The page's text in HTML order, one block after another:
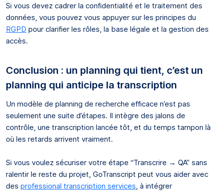
Si vous devez cadrer la confidentialité et le traitement des
données, vous pouvez vous appuyer sur les principes du
RGPD pour clarifier les rôles, la base légale et la gestion des
accès.
Conclusion : un planning qui tient, c’est un
planning qui anticipe la transcription
Un modèle de planning de recherche efficace n’est pas
seulement une suite d’étapes. Il intègre des jalons de
contrôle, une transcription lancée tôt, et du temps tampon là
où les retards arrivent vraiment.
Si vous voulez sécuriser votre étape “Transcrire → QA” sans
ralentir le reste du projet, GoTranscript peut vous aider avec
des professional transcription services , à intégrer